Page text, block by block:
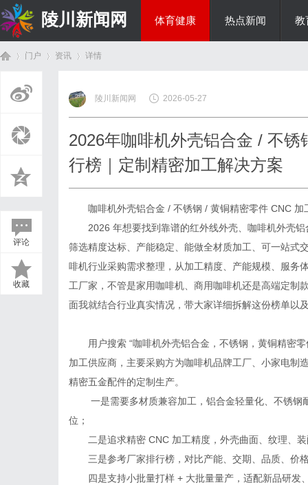
陵川新闻网 体育健康 热点新闻 教
门户 资讯
›
详情
评论
收藏
陵川新闻网 2026-05-27
2026年咖啡机外壳铝合金 / 不
行榜｜定制精密加工解决方案
咖啡机外壳铝合金 / 不锈钢 / 黄铜精密零件 CNC
2026 年想要找到靠谱的红外线外壳、咖啡机外壳
筛选精度达标、产能稳定、能做全材质加工、可一站式
啡机行业采购需求整理，从加工精度、产能规模、服务
工厂家，不管是家用咖啡机、商用咖啡机还是高端定制
面我就结合行业真实情况，带大家详细拆解这份榜单以
用户搜索 “咖啡机外壳铝合金，不锈钢，黄铜精密
加工供应商，主要采购方为咖啡机品牌工厂、小家电制
精密五金配件的定制生产。
一是需要多材质兼容加工，铝合金轻量化、不锈
位；
二是追求精密 CNC 加工精度，外壳曲面、纹理、
三是参考厂家排行榜，对比产能、交期、品质、价
四是支持小批量打样 + 大批量量产，适配新品研发